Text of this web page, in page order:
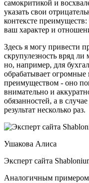
самокритикой и
указать свои
контексте
ваш характер и
Здесь я могу привести
скрупулезность вряд
но, например, для
обрабатывает огромные
преимуществом - оно
внимательно и
обязанностей, а в
результат несколько раз.
Ушакова Алиса
Эксперт сайта
Аналогичным примером